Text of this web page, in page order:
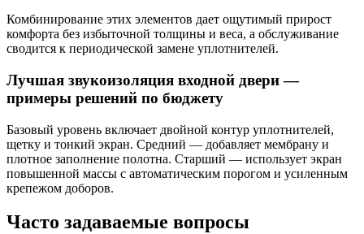
Комбинирование этих элементов дает ощутимый прирост
комфорта без избыточной толщины и веса, а обслуживание
сводится к периодической замене уплотнителей.
Лучшая звукоизоляция входной двери —
примеры решений по бюджету
Базовый уровень включает двойной контур уплотнителей,
щетку и тонкий экран. Средний — добавляет мембрану и
плотное заполнение полотна. Старший — использует экран
повышенной массы с автоматическим порогом и усиленным
крепежом доборов.
Часто задаваемые вопросы